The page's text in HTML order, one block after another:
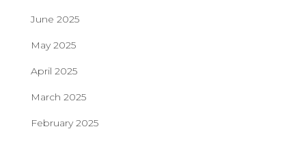
June 2025
May 2025
April 2025
March 2025
February 2025